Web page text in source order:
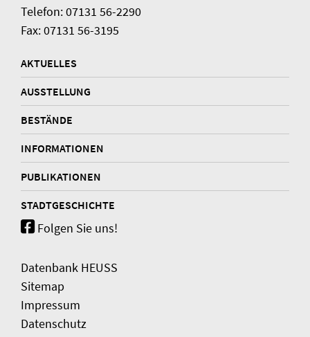
Telefon: 07131 56-2290
Fax: 07131 56-3195
AKTUELLES
AUSSTELLUNG
BESTÄNDE
INFORMATIONEN
PUBLIKATIONEN
STADTGESCHICHTE
Folgen Sie uns!
Datenbank HEUSS
Sitemap
Impressum
Datenschutz